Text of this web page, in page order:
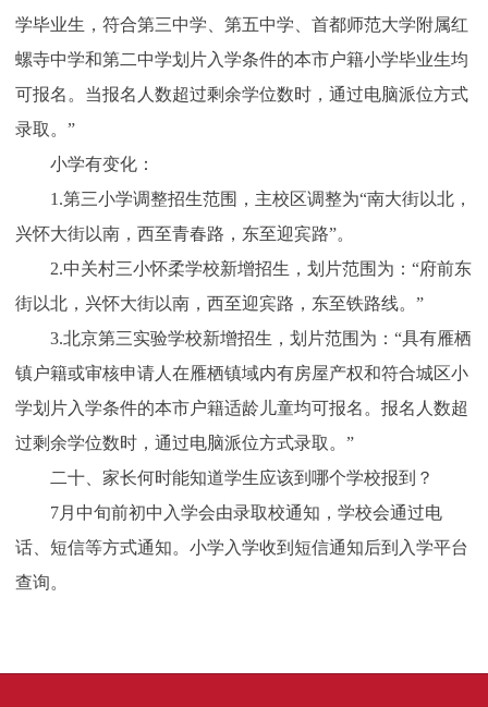
学毕业生，符合第三中学、第五中学、首都师范大学附属红
螺寺中学和第二中学划片入学条件的本市户籍小学毕业生均
可报名。当报名人数超过剩余学位数时，通过电脑派位方式
录取。”
小学有变化：
1.第三小学调整招生范围，主校区调整为“南大街以北，
兴怀大街以南，西至青春路，东至迎宾路”。
2.中关村三小怀柔学校新增招生，划片范围为：“府前东
街以北，兴怀大街以南，西至迎宾路，东至铁路线。”
3.北京第三实验学校新增招生，划片范围为：“具有雁栖
镇户籍或审核申请人在雁栖镇域内有房屋产权和符合城区小
学划片入学条件的本市户籍适龄儿童均可报名。报名人数超
过剩余学位数时，通过电脑派位方式录取。”
二十、家长何时能知道学生应该到哪个学校报到？
7月中旬前初中入学会由录取校通知，学校会通过电
话、短信等方式通知。小学入学收到短信通知后到入学平台
查询。